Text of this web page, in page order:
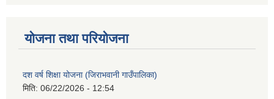
योजना तथा परियोजना
दश वर्ष शिक्षा योजना (जिराभवानी गाउँपालिका)
मिति: 06/22/2026 - 12:54